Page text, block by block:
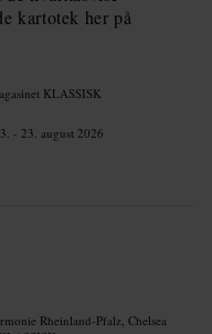
kartotek her på